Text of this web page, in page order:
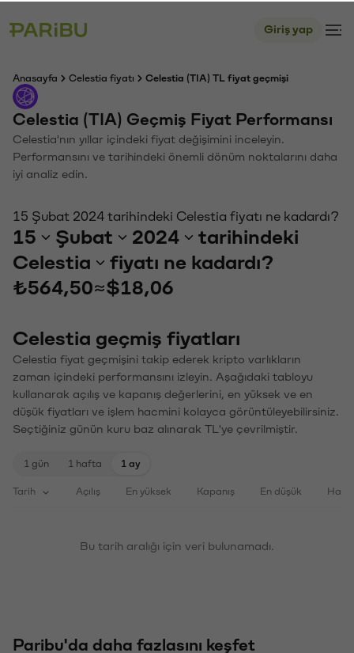
Giriş yap
Anasayfa Celestia fiyatı Celestia (TIA) TL fiyat geçmişi
Celestia (TIA) Geçmiş Fiyat Performansı
Celestia'nın yıllar içindeki fiyat değişimini inceleyin.
Performansını ve tarihindeki önemli dönüm noktalarını daha
iyi analiz edin.
15 Şubat 2024 tarihindeki Celestia fiyatı ne kadardı?
15 Şubat 2024
tarihindeki
Celestia
fiyatı ne kadardı?
₺564,50≈$18,06
Celestia geçmiş fiyatları
Celestia fiyat geçmişini takip ederek kripto varlıkların
zaman içindeki performansını izleyin. Aşağıdaki tabloyu
kullanarak açılış ve kapanış değerlerini, en yüksek ve en
düşük fiyatları ve işlem hacmini kolayca görüntüleyebilirsiniz.
Seçtiğiniz günün kuru baz alınarak TL'ye çevrilmiştir.
1 gün 1 hafta 1 ay
Tarih Açılış En yüksek Kapanış En düşük
Bu tarih aralığı için veri bulunamadı.
Paribu'da daha fazlasını keşfet